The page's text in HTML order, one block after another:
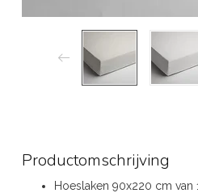
Productomschrijving
Hoeslaken 90x220 cm van